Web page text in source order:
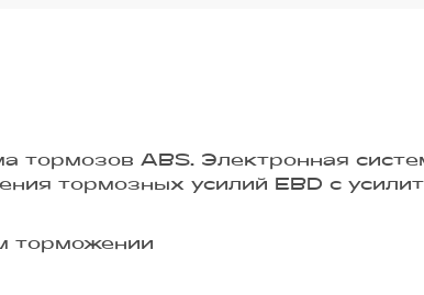
тормозов ABS. Электронная
тормозных усилий EBD с
торможении